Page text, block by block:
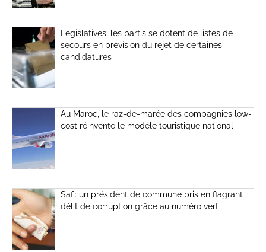
Législatives: les partis se dotent de listes de
secours en prévision du rejet de certaines
candidatures
Au Maroc, le raz-de-marée des compagnies low-
cost réinvente le modèle touristique national
Safi: un président de commune pris en flagrant
délit de corruption grâce au numéro vert